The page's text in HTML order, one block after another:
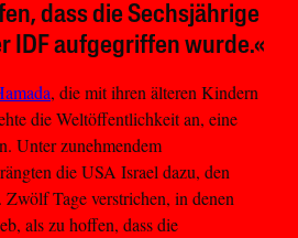
dass die Sechsjährige
IDF aufgegriffen wurde.«
, die mit ihren älteren Kindern
die Weltöffentlichkeit an, eine
Unter zunehmendem
die USA Israel dazu, den
Tage verstrichen, in denen
als zu hoffen, dass die